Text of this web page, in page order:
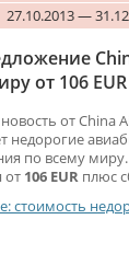
27.10.2013 —
от 106 EUR
от China
недорогие
по всему
от 106 EUR плюс
стоимость